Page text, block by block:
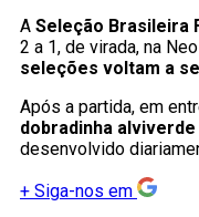
A Seleção Brasileira
2 a 1, de virada, na
seleções voltam a
Após a partida, em
dobradinha
desenvolvido
+ Siga-nos em